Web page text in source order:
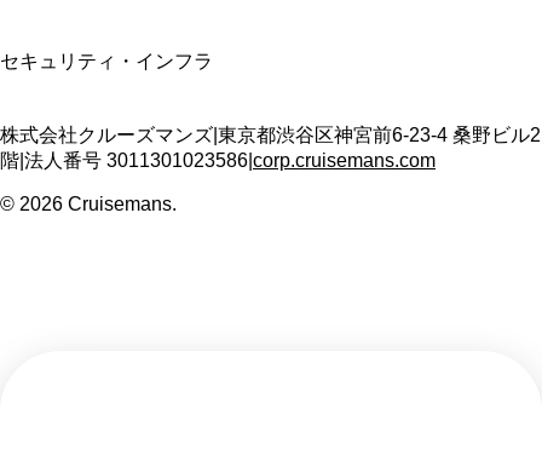
セキュリティ・インフラ
株式会社クルーズマンズ 東京都渋谷区神宮前6-23-4 桑野ビル2
階 法人番号 3011301023586 corp.cruisemans.com
© 2026 Cruisemans.